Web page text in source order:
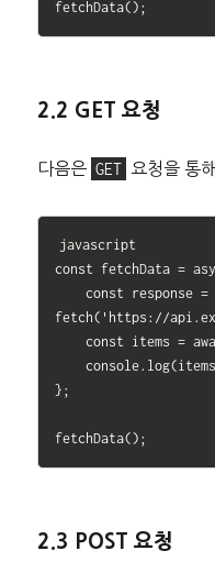
2.2 GET 요청
다음은 GET 요청을 통
javascript
const fetchData =
    const response = await
fetch('https://
    const items = await response.json();
    console.log(items);
};
2.3 POST 요청